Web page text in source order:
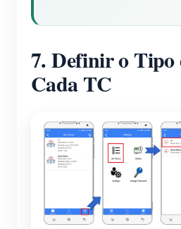
7. Definir o Tipo
Cada TC